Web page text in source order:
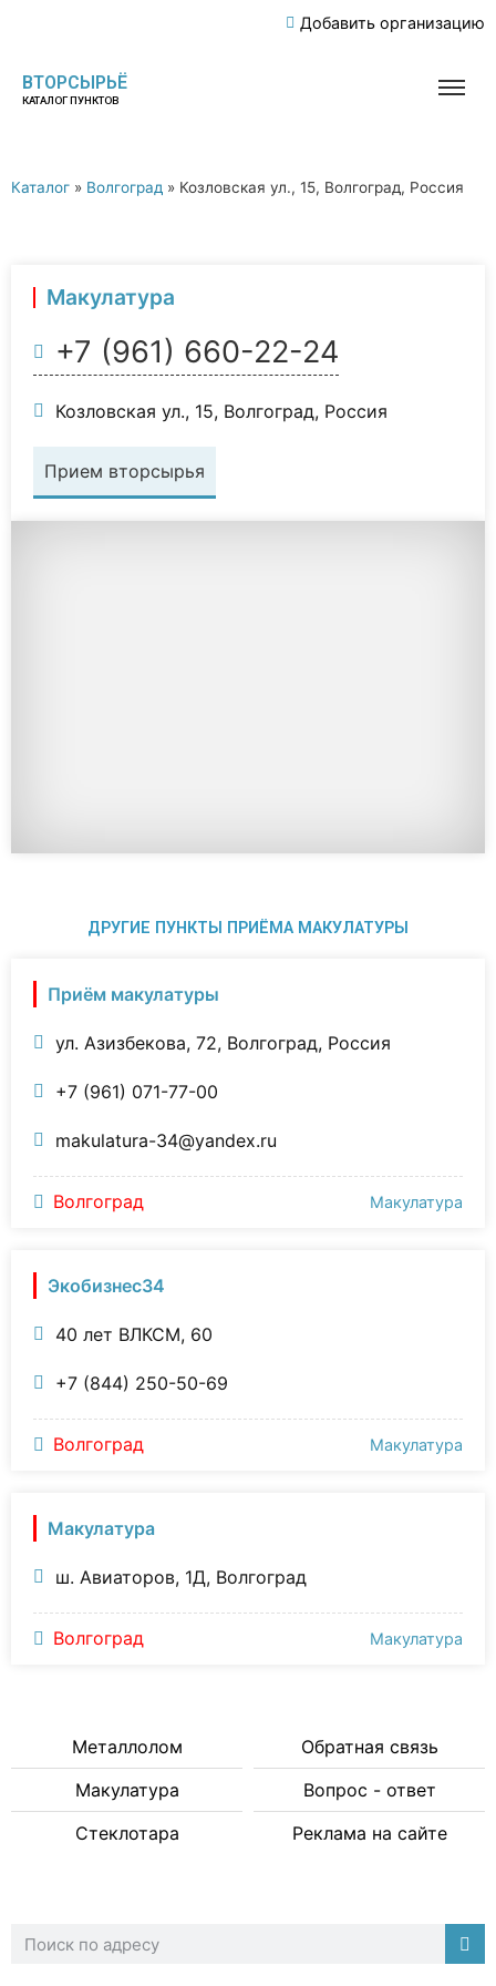
Добавить организацию
ВТОРСЫРЬЁ
КАТАЛОГ ПУНКТОВ
Каталог » Волгоград » Козловская ул., 15, Волгоград, Россия
Макулатура
+7 (961) 660-22-24
Козловская ул., 15, Волгоград, Россия
Прием вторсырья
ДРУГИЕ ПУНКТЫ ПРИЁМА МАКУЛАТУРЫ
Приём макулатуры
ул. Азизбекова, 72, Волгоград, Россия
+7 (961) 071-77-00
makulatura-34@yandex.ru
Волгоград Макулатура
Экобизнес34
40 лет ВЛКСМ, 60
+7 (844) 250-50-69
Волгоград Макулатура
Макулатура
ш. Авиаторов, 1Д, Волгоград
Волгоград Макулатура
Металлолом
Макулатура
Стеклотара
Обратная связь
Вопрос - ответ
Реклама на сайте